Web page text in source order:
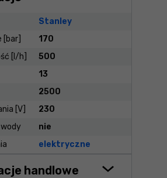
Stanley
[bar]
170
[l/h]
500
13
2500
[V]
230
nie
elektryczne
handlowe